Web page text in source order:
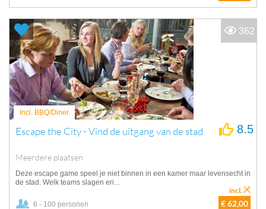
Incl. BBQ/Diner
Escape the City - Vind de uitgang van de stad
Meerdere plaatsen
8.5
Deze escape game speel je niet binnen in een kamer maar levensecht in
de stad. Welk teams slagen eri...
6 - 100 personen € 62,00
incl.
362